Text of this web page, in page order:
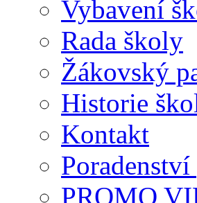
Vybavení
Rada školy
Žákovský
Historie
Kontakt
PROMO